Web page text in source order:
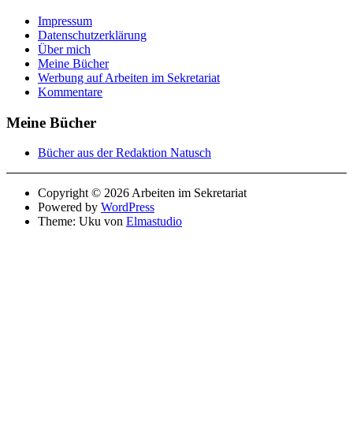
Impressum
Datenschutzerklärung
Über mich
Meine Bücher
Werbung auf Arbeiten im Sekretariat
Kommentare
Meine Bücher
Bücher aus der Redaktion Natusch
Copyright © 2026 Arbeiten im Sekretariat
Powered by WordPress
Theme: Uku von Elmastudio